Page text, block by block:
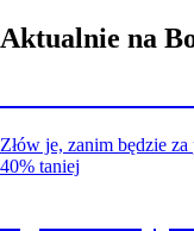
Aktualnie na
Złów je, zanim będzie
40% taniej